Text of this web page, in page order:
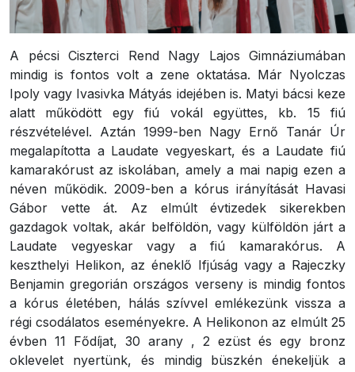
A pécsi Ciszterci Rend Nagy Lajos Gimnáziumában
mindig is fontos volt a zene oktatása. Már Nyolczas
Ipoly vagy Ivasivka Mátyás idejében is. Matyi bácsi keze
alatt működött egy fiú vokál együttes, kb. 15 fiú
részvételével. Aztán 1999-ben Nagy Ernő Tanár Úr
megalapította a Laudate vegyeskart, és a Laudate fiú
kamarakórust az iskolában, amely a mai napig ezen a
néven működik. 2009-ben a kórus irányítását Havasi
Gábor vette át. Az elmúlt évtizedek sikerekben
gazdagok voltak, akár belföldön, vagy külföldön járt a
Laudate vegyeskar vagy a fiú kamarakórus. A
keszthelyi Helikon, az éneklő Ifjúság vagy a Rajeczky
Benjamin gregorián országos verseny is mindig fontos
a kórus életében, hálás szívvel emlékezünk vissza a
régi csodálatos eseményekre. A Helikonon az elmúlt 25
évben 11 Fődíjat, 30 arany , 2 ezüst és egy bronz
oklevelet nyertünk, és mindig büszkén énekeljük a